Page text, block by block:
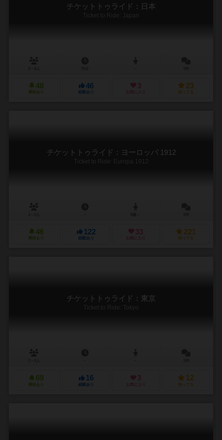
チケットトゥライド：日本
Ticket to Ride: Japan
48
興味あり
46
経験あり
3
お気に入り
23
持ってる
チケットトゥライド：ヨーロッパ 1912
Ticket to Ride: Europa 1912
46
興味あり
122
経験あり
33
お気に入り
221
持ってる
チケットトゥライド：東京
Ticket to Ride: Tokyo
69
興味あり
16
経験あり
3
お気に入り
12
持ってる